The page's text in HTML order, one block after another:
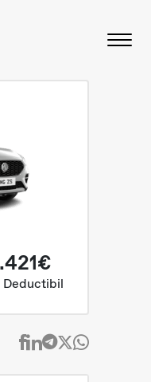
Deductibil